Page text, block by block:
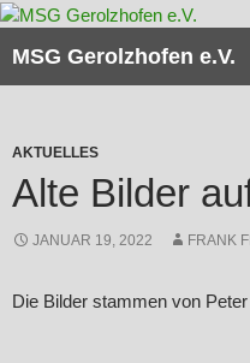
Zum
springen
MSG Gerolzhofen e.V.
AKTUELLES
Alte Bilder
JANUAR 19, 2022 FRANK
Die Bilder stammen von